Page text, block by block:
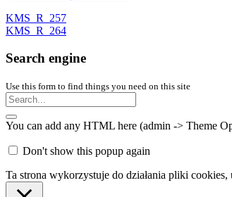
KMS_R_257
KMS_R_264
Search engine
Use this form to find things you need on this site
You can add any HTML here (admin -> Theme
Don't show this popup again
Ta strona wykorzystuje do działania pliki